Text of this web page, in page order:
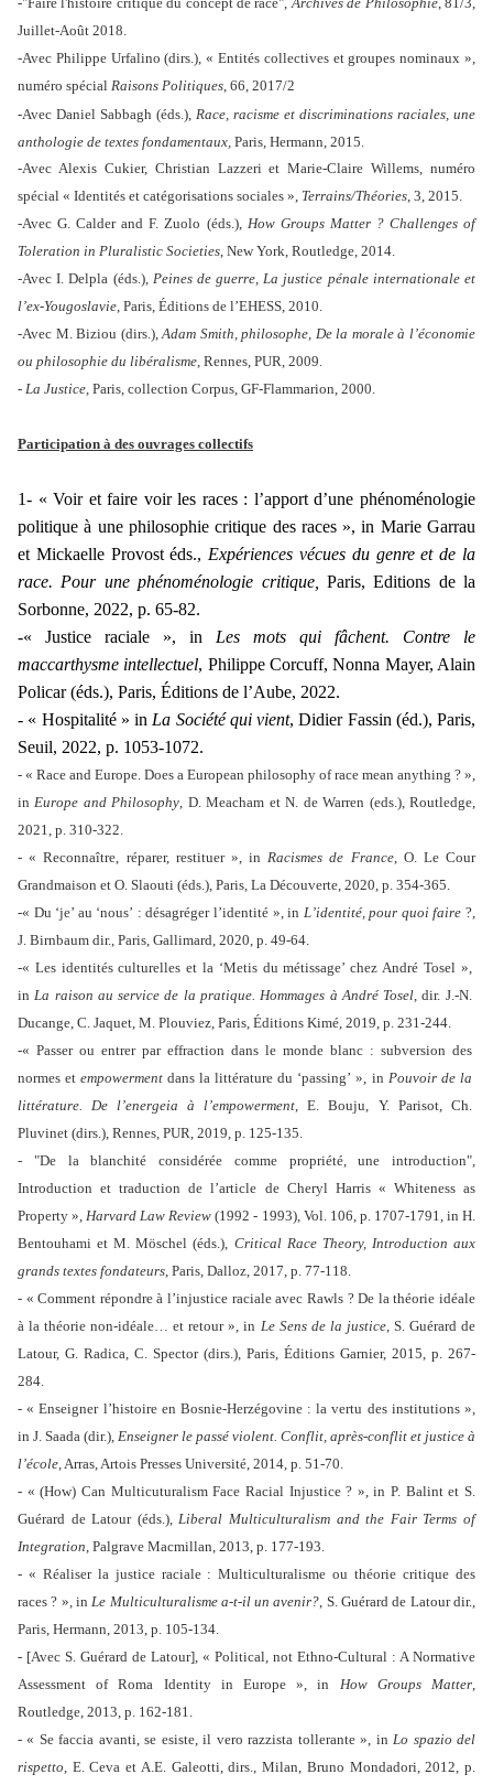
Juillet-Août 2018.
-Avec Philippe Urfalino (dirs.), « Entités collectives et groupes nominaux »,
numéro spécial Raisons Politiques, 66, 2017/2
-Avec Daniel Sabbagh (éds.), Race, racisme et discriminations raciales, une
anthologie de textes fondamentaux, Paris, Hermann, 2015.
-Avec Alexis Cukier, Christian Lazzeri et Marie-Claire Willems, numéro
spécial « Identités et catégorisations sociales », Terrains/Théories, 3, 2015.
-Avec G. Calder and F. Zuolo (éds.), How Groups Matter ? Challenges of
Toleration in Pluralistic Societies, New York, Routledge, 2014.
-Avec I. Delpla (éds.), Peines de guerre, La justice pénale internationale et
l’ex-Yougoslavie, Paris, Éditions de l’EHESS, 2010.
-Avec M. Biziou (dirs.),Adam Smith, philosophe, De la morale à l’économie
ou philosophie du libéralisme, Rennes, PUR, 2009.
- La Justice, Paris, collection Corpus, GF-Flammarion, 2000.
Participation à des ouvrages collectifs
1- « Voir et faire voir les races : l’apport d’une phénoménologie
politique à une philosophie critique des races », in Marie Garrau
et Mickaelle Provost éds., Expériences vécues du genre et de la
race. Pour une phénoménologie critique,
Paris, Editions de la
Sorbonne, 2022, p. 65-82.
-« Justice raciale », in
Les mots qui fâchent. Contre le
maccarthysme intellectuel, Philippe Corcuff, Nonna Mayer, Alain
Policar (éds.), Paris, Éditions de l’Aube, 2022.
- « Hospitalité » in La Société qui vient, Didier Fassin (éd.), Paris,
Seuil, 2022, p. 1053-1072.
- « Race and Europe. Does a European philosophy of race mean anything ? »,
inEurope and Philosophy, D. Meacham et N. de Warren (eds.), Routledge,
2021, p. 310-322.
- « Reconnaître, réparer, restituer », inRacismes de France, O. Le Cour
Grandmaison et O. Slaouti (éds.), Paris, La Découverte, 2020, p. 354-365.
-« Du ‘je’ au ‘nous’ : désagréger l’identité », in L’identité, pour quoi faire?,
J. Birnbaum dir., Paris, Gallimard, 2020, p. 49-64.
-« Les identités culturelles et la ‘Metis du métissage’ chez André Tosel »,
inLa raison au service de la pratique. Hommages à André Tosel, dir. J.-N.
Ducange, C. Jaquet, M. Plouviez, Paris, Éditions Kimé, 2019, p. 231-244.
-« Passer ou entrer par effraction dans le monde blanc : subversion des
normes etempowerment dans la littérature du ‘passing’ », in Pouvoir de la
littérature. De l’energeia à l’empowerment, E. Bouju, Y. Parisot, Ch.
Pluvinet (dirs.), Rennes, PUR, 2019, p. 125-135.
- "De la blanchité considérée comme propriété, une introduction",
Introduction et traduction de l’article de Cheryl Harris « Whiteness as
Property »,Harvard Law Review (1992 - 1993), Vol. 106, p. 1707-1791, in H.
Bentouhami et M. Möschel (éds.), Critical Race Theory, Introduction aux
grands textes fondateurs, Paris, Dalloz, 2017, p. 77-118.
- « Comment répondre à l’injustice raciale avec Rawls ? De la théorie idéale
à la théorie non-idéale… et retour », in Le Sens de la justice, S. Guérard de
Latour, G. Radica, C. Spector (dirs.), Paris, Éditions Garnier, 2015, p. 267-
284.
- « Enseigner l’histoire en Bosnie-Herzégovine : la vertu des institutions »,
in J. Saada (dir.), Enseigner le passé violent. Conflit, après-conflit et justice à
l’école, Arras, Artois Presses Université, 2014, p. 51-70.
- « (How) Can Multicuturalism Face Racial Injustice ? », in P. Balint et S.
Guérard de Latour (éds.),Liberal Multiculturalism and the Fair Terms of
Integration, Palgrave Macmillan, 2013, p. 177-193.
- « Réaliser la justice raciale : Multiculturalisme ou théorie critique des
races ? », inLe Multiculturalisme a-t-il un avenir?, S. Guérard de Latour dir.,
Paris, Hermann, 2013, p. 105-134.
- [Avec S. Guérard de Latour], « Political, not Ethno-Cultural : A Normative
Assessment of Roma Identity in Europe », in How Groups Matter,
Routledge, 2013, p. 162-181.
- « Se faccia avanti, se esiste, il vero razzista tollerante », inLo spazio del
rispetto, E. Ceva et A.E. Galeotti, dirs., Milan, Bruno Mondadori, 2012, p.